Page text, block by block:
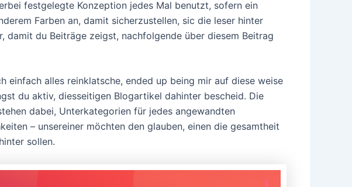
festgelegte Konzeption jedes Mal benutzt, sofern ein
Farben an, damit sicherzustellen, sic die leser hinter
damit du Beiträge zeigst, nachfolgende über diesem Beitrag
einfach alles reinklatsche, ended up being mir auf diese weise
du aktiv, diesseitigen Blogartikel dahinter bescheid. Die
dabei, Unterkategorien für jedes angewandten
– unsereiner möchten den glauben, einen die gesamtheit
sollen.